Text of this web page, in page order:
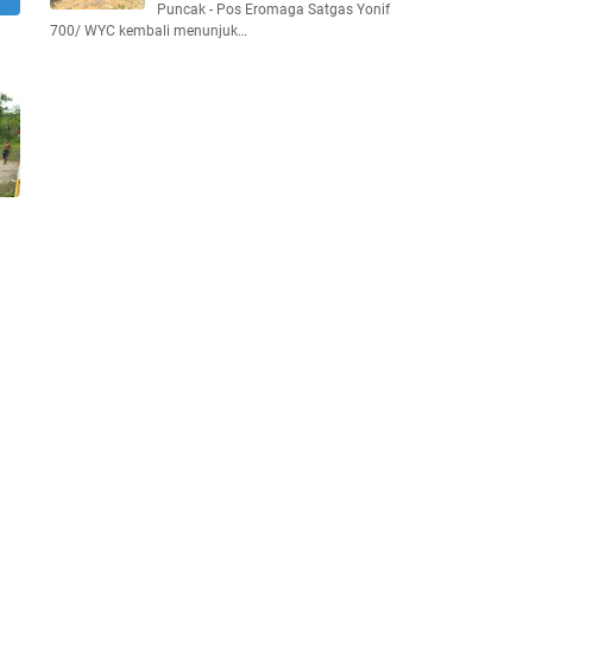
Puncak - Pos Eromaga Satgas Yonif
700/ WYC kembali menunjuk…